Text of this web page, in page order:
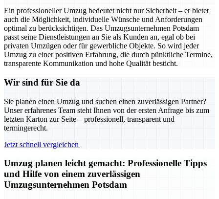
Ein professioneller Umzug bedeutet nicht nur Sicherheit – er bietet
auch die Möglichkeit, individuelle Wünsche und Anforderungen
optimal zu berücksichtigen. Das Umzugsunternehmen Potsdam
passt seine Dienstleistungen an Sie als Kunden an, egal ob bei
privaten Umzügen oder für gewerbliche Objekte. So wird jeder
Umzug zu einer positiven Erfahrung, die durch pünktliche Termine,
transparente Kommunikation und hohe Qualität besticht.
Wir sind für Sie da
Sie planen einen Umzug und suchen einen zuverlässigen Partner?
Unser erfahrenes Team steht Ihnen von der ersten Anfrage bis zum
letzten Karton zur Seite – professionell, transparent und
termingerecht.
Jetzt schnell vergleichen
Umzug planen leicht gemacht: Professionelle Tipps
und Hilfe von einem zuverlässigen
Umzugsunternehmen Potsdam